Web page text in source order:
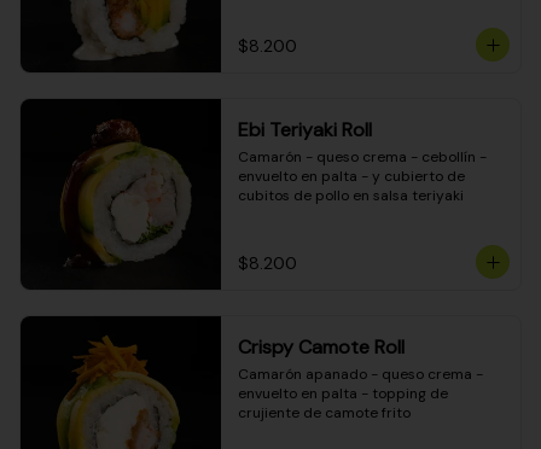
$8.200
Ebi Teriyaki Roll
Camarón - queso crema - cebollín -
envuelto en palta - y cubierto de
cubitos de pollo en salsa teriyaki
$8.200
Crispy Camote Roll
Camarón apanado - queso crema -
envuelto en palta - topping de
crujiente de camote frito